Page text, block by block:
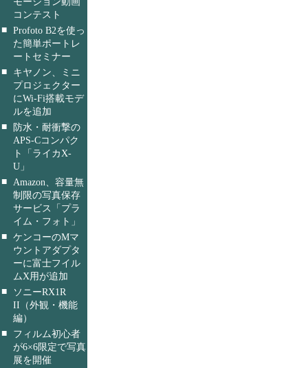
コンテスト
■ Profoto B2を使っ
た簡単ポートレ
ートセミナー
■
キヤノン、ミニ
プロジェクター
にWi-Fi搭載モデ
ルを追加
■
防水・耐衝撃の
APS-Cコンパク
ト「ライカX-
U」
■
Amazon、容量無
制限の写真保存
サービス「プラ
イム・フォト」
■ ケンコーのMマ
ウントアダプタ
ーに富士フイル
ムX用が追加
■
ソニーRX1R
II（外観・機能
編）
■
フィルム初心者
が6×6限定で写真
展を開催